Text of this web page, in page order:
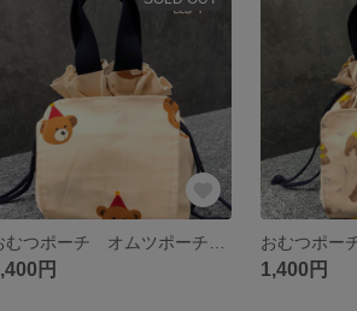
円 1,400円